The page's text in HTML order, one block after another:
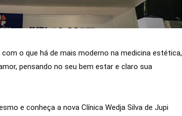
o que há de mais moderno na medicina estética,
pensando no seu bem estar e claro sua
e conheça a nova Clínica Wedja Silva de Jupi